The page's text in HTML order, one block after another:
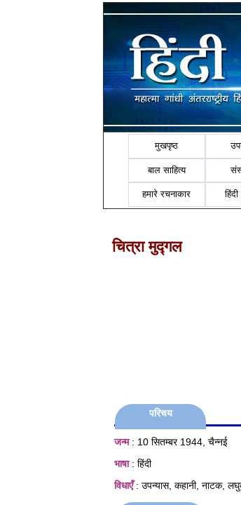
मुखपृष्ठ
बाल साहित्य
हमारे रचनाकार
चित्रा मुद्गल
परिचय
जन्म: 10 सितम्बर 1944, चैन्नई
भाषा: हिंदी
विधाएँ: उपन्यास, कहानी, नाटक,